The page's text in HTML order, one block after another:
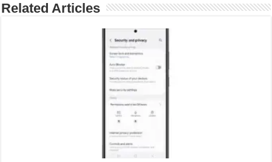
Related Articles